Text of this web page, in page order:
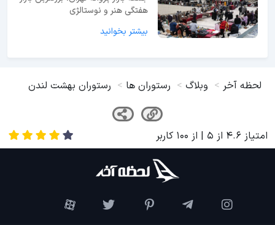
هفتگی هنر و نوستالژی
بیشتر بخوانید
لحظه آخر وبلاگ رستوران ها رستوران بهشت لندن
امتیاز 4.6 از 5 | از 100 کاربر